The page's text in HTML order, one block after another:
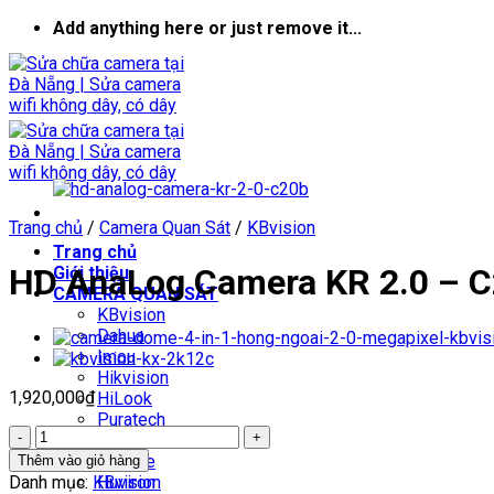
Skip
to
content
Add anything here or just remove it...
Trang chủ
Giới thiệu
CAMERA QUAN SÁT
KBvision
Dahua
Imou
Hikvision
HiLook
Puratech
Yoosee
Huviron
Trang chủ / Camera Quan Sát / KBvision
HD AnaLog Camera KR 2.0 –
1,920,000₫
HD
AnaLog
Camera
Thêm vào giỏ hàng
Danh mục: KBvision